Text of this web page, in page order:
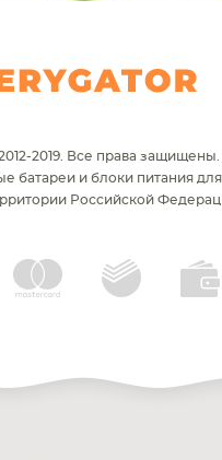
2019. Все права защищены.
батареи и блоки питания для
Российской